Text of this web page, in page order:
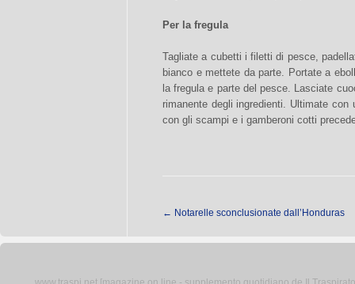
Per la fregula
Tagliate a cubetti i filetti di pesce,
bianco e mettete da parte. Portate a
la fregula e parte del pesce. Lasciate
rimanente degli ingredienti. Ultimate
con gli scampi e i gamberoni cotti
← Notarelle sconclusionate dall’Honduras